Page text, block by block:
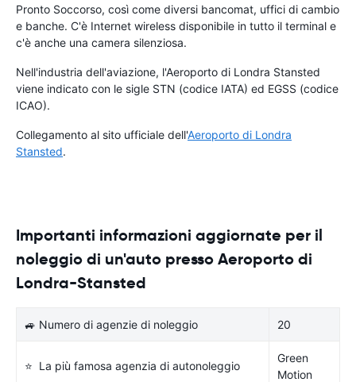
Pronto Soccorso, così come diversi bancomat, uffici di cambio
e banche. C'è Internet wireless disponibile in tutto il terminal e
c'è anche una camera silenziosa.
Nell'industria dell'aviazione, l'Aeroporto di Londra Stansted
viene indicato con le sigle STN (codice IATA) ed EGSS (codice
ICAO).
Collegamento al sito ufficiale dell'Aeroporto di Londra
Stansted.
Importanti informazioni aggiornate per il
noleggio di un'auto presso Aeroporto di
Londra-Stansted
🚙 Numero di agenzie di noleggio 20
⭐ La più famosa agenzia di autonoleggio
Green
Motion